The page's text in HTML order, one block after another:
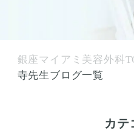
銀座マイアミ美容外科
寺先生ブログ一覧
カテ